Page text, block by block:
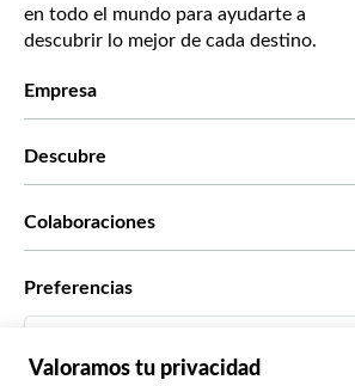
en todo el mundo para ayudarte a
descubrir lo mejor de cada destino.
Empresa
Descubre
Colaboraciones
Agencias de viajes
Preferencias